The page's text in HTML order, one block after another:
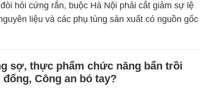
hỏi cứng rắn, buộc Hà Nội phải cắt giảm sự lệ
liệu và các phụ tùng sản xuất có nguồn gốc
sợ, thực phẩm chức năng bẩn trồi
đống, Công an bó tay?